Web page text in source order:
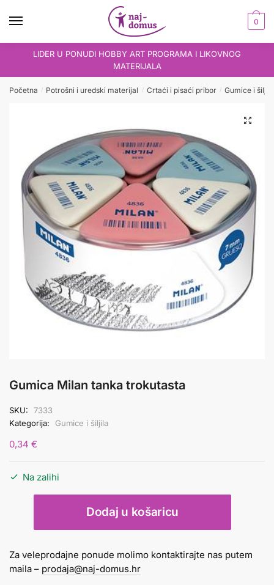
0
LIDER U PONUDI HOBBY ART PROGRAMA I LIKOVNOG
MATERIJALA
Početna / Potrošni i uredski materijal / Crtaći i pisaći pribor / Gumice i šiljila
Gumica Milan tanka trokutasta
SKU:
7333
Kategorija:
Gumice i šiljila
0,34 €
Na zalihi
količina
Dodaj u košaricu
Za veleprodajne ponude molimo kontaktirajte nas putem
maila – prodaja@naj-domus.hr